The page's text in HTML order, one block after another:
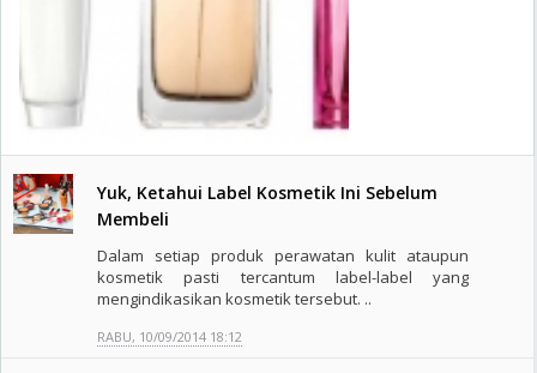
Yuk, Ketahui Label Kosmetik Ini Sebelum
Membeli
Dalam setiap produk perawatan kulit ataupun
kosmetik pasti tercantum label-label yang
mengindikasikan kosmetik tersebut. ..
RABU, 10/09/2014 18:12